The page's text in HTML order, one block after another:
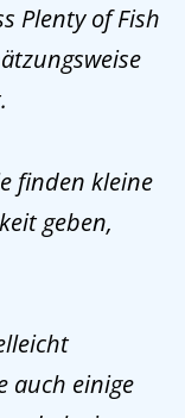
Plenty of Fish
finden kleine
geben,
auch einige